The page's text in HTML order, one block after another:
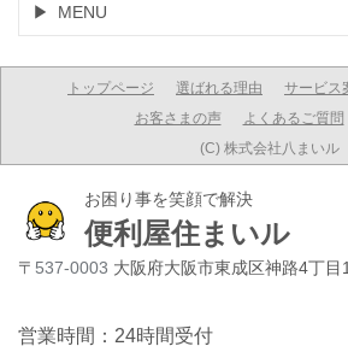
MENU
(C) 株式会社八まいル
トップページ 選ばれる理由 サービス
お客さまの声
よくあるご質問
お困り事を笑顔で解決
便利屋住まいル
〒 537-0003 大阪府大阪市東成区神路4丁目
営業時間：24時間受付